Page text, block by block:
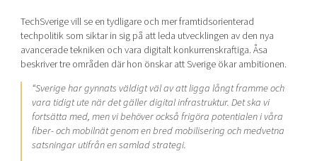
TechSverige vill se en tydligare och mer framtidsorienterad
techpolitik som siktar in sig på att leda utvecklingen av den nya
avancerade tekniken och vara digitalt konkurrenskraftiga. Åsa
beskriver tre områden där hon önskar att Sverige ökar ambitionen.
“Sverige har gynnats väldigt väl av att ligga långt framme och
vara tidigt ute när det gäller digital infrastruktur. Det ska vi
fortsätta med, men vi behöver också frigöra potentialen i våra
fiber- och mobilnät genom en bred mobilisering och medvetna
satsningar utifrån en samlad strategi.